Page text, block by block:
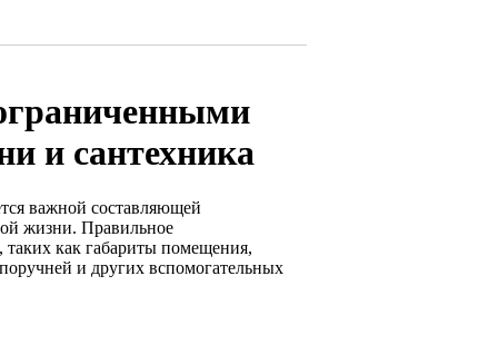
и сантехника
важной составляющей
жизни. Правильное
таких как габариты помещения,
и других вспомогательных